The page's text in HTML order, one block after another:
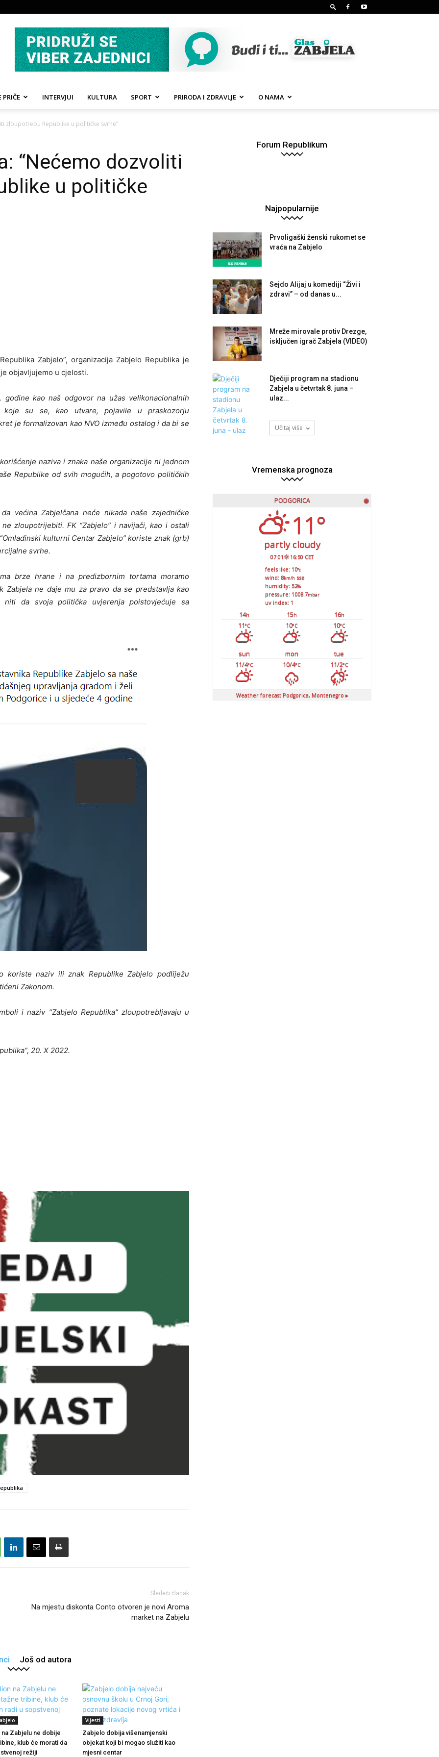
PRIČE INTERVJUI KULTURA SPORT PRIRODA I ZDRAVLJE O NAMA
zloupotrebu Republike u političke svrhe”
“Nećemo dozvoliti
u političke
Zabjelo”, organizacija Zabjelo Republika je
objavljujemo u cjelosti.
godine kao naš odgovor na užas velikonacionalnih
koje su se, kao utvare, pojavile u praskozorju
je formalizovan kao NVO između ostalog i da bi se
naziva i znaka naše organizacije ni jednom
Republike od svih mogućih, a pogotovo političkih
većina Zabjelčana neće nikada naše zajedničke
zloupotrijebiti. FK “Zabjelo” i navijači, kao i ostali
kulturni Centar Zabjelo” koriste znak (grb)
svrhe.
brze hrane i na predizbornim tortama moramo
Zabjela ne daje mu za pravo da se predstavlja kao
niti da svoja politička uvjerenja poistovjećuje sa
koriste naziv ili znak Republike Zabjelo podliježu
Zakonom.
i naziv “Zabjelo Republika” zloupotrebljavaju u
20. X 2022.
Sledeći članak
Na mjestu diskonta Conto otvoren je novi Aroma
market na Zabjelu
Još od autora
Zabjelu ne dobije
klub će morati da
režiji
Vijesti
Zabjelo dobija višenamjenski
objekat koji bi mogao služiti kao
mjesni centar
Forum Republikum
Najpopularnije
Prvoligaški ženski rukomet se
vraća na Zabjelo
Sejdo Alijaj u komediji “Živi i
zdravi” – od danas u...
Mreže mirovale protiv Drezge,
isključen igrač Zabjela (VIDEO)
Dječiji program na stadionu
Zabjela u četvrtak 8. juna –
ulaz...
Učitaj više
Vremenska prognoza
PODGORICA ◉
11°
partly cloudy
07:01 16:50 CET
feels like: 10°c
wind: 8km/h sse
humidity: 52%
pressure: 1008.7mbar
uv index: 1
14h 15h 16h
11°C 10°C 10°C
sun mon
tue
11/4°C 10/4°C 11/2°C
Weather forecast Podgorica, Montenegro ▸